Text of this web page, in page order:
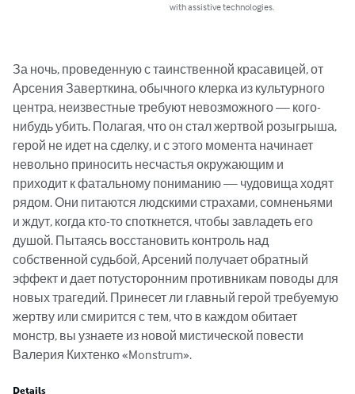
with assistive technologies.
За ночь, проведенную с таинственной красавицей, от
Арсения Заверткина, обычного клерка из культурного
центра, неизвестные требуют невозможного — кого-
нибудь убить. Полагая, что он стал жертвой розыгрыша,
герой не идет на сделку, и с этого момента начинает
невольно приносить несчастья окружающим и
приходит к фатальному пониманию — чудовища ходят
рядом. Они питаются людскими страхами, сомненьями
и ждут, когда кто-то споткнется, чтобы завладеть его
душой. Пытаясь восстановить контроль над
собственной судьбой, Арсений получает обратный
эффект и дает потусторонним противникам поводы для
новых трагедий. Принесет ли главный герой требуемую
жертву или смирится с тем, что в каждом обитает
монстр, вы узнаете из новой мистической повести
Валерия Кихтенко «Monstrum».
Details